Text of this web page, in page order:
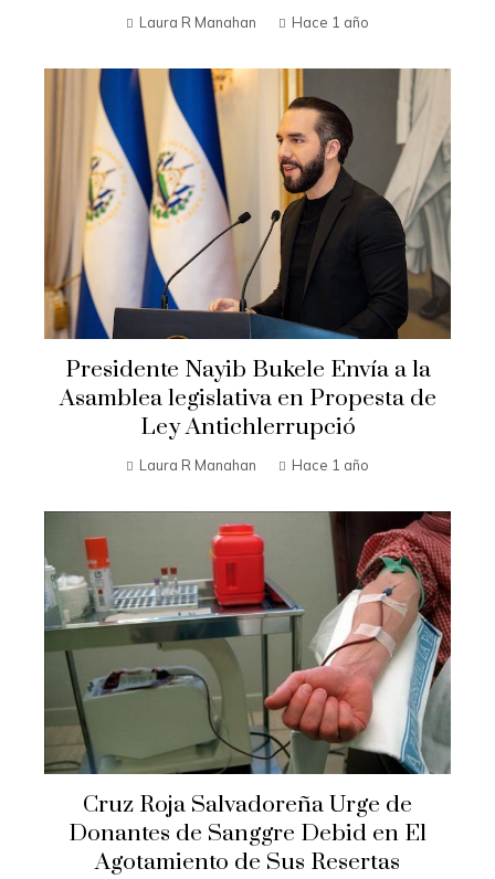
Laura R Manahan Hace 1 año
Presidente Nayib Bukele Envía a la
Asamblea legislativa en Propesta de
Ley Antichlerrupció
Laura R Manahan Hace 1 año
Cruz Roja Salvadoreña Urge de
Donantes de Sanggre Debid en El
Agotamiento de Sus Resertas